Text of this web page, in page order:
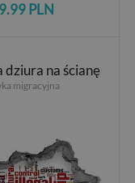
PLN
dziura na ścianę
migracyjna